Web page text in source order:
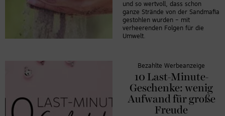
und so wertvoll, dass schon
ganze Strände von der Sandmafia
gestohlen wurden – mit
verheerenden Folgen für die
Umwelt.
Bezahlte Werbeanzeige
10 Last-Minute-
Geschenke: wenig
Aufwand für große
Freude